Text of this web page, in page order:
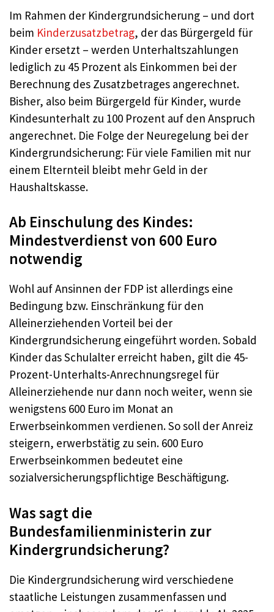
Im Rahmen der Kindergrundsicherung – und dort
beim Kinderzusatzbetrag, der das Bürgergeld für
Kinder ersetzt – werden Unterhaltszahlungen
lediglich zu 45 Prozent als Einkommen bei der
Berechnung des Zusatzbetrages angerechnet.
Bisher, also beim Bürgergeld für Kinder, wurde
Kindesunterhalt zu 100 Prozent auf den Anspruch
angerechnet. Die Folge der Neuregelung bei der
Kindergrundsicherung: Für viele Familien mit nur
einem Elternteil bleibt mehr Geld in der
Haushaltskasse.
Ab Einschulung des Kindes:
Mindestverdienst von 600 Euro
notwendig
Wohl auf Ansinnen der FDP ist allerdings eine
Bedingung bzw. Einschränkung für den
Alleinerziehenden Vorteil bei der
Kindergrundsicherung eingeführt worden. Sobald
Kinder das Schulalter erreicht haben, gilt die 45-
Prozent-Unterhalts-Anrechnungsregel für
Alleinerziehende nur dann noch weiter, wenn sie
wenigstens 600 Euro im Monat an
Erwerbseinkommen verdienen. So soll der Anreiz
steigern, erwerbstätig zu sein. 600 Euro
Erwerbseinkommen bedeutet eine
sozialversicherungspflichtige Beschäftigung.
Was sagt die
Bundesfamilienministerin zur
Kindergrundsicherung?
Die Kindergrundsicherung wird verschiedene
staatliche Leistungen zusammenfassen und